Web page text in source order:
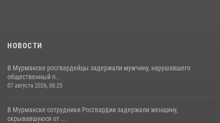
НОВОСТИ
В Мурманске росгвардейцы задержали мужчину, нарушавшего
общественный п...
07 августа 2026, 08:25
В Мурманске сотрудники Росгвардии задержали женщину,
скрывавшуюся от ...